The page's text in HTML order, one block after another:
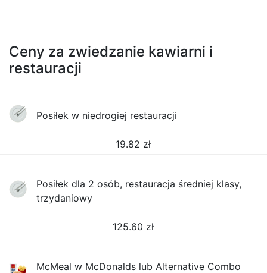
Ceny za zwiedzanie kawiarni i
restauracji
Posiłek w niedrogiej restauracji
19.82 zł
Posiłek dla 2 osób, restauracja średniej klasy,
trzydaniowy
125.60 zł
McMeal w McDonalds lub Alternative Combo